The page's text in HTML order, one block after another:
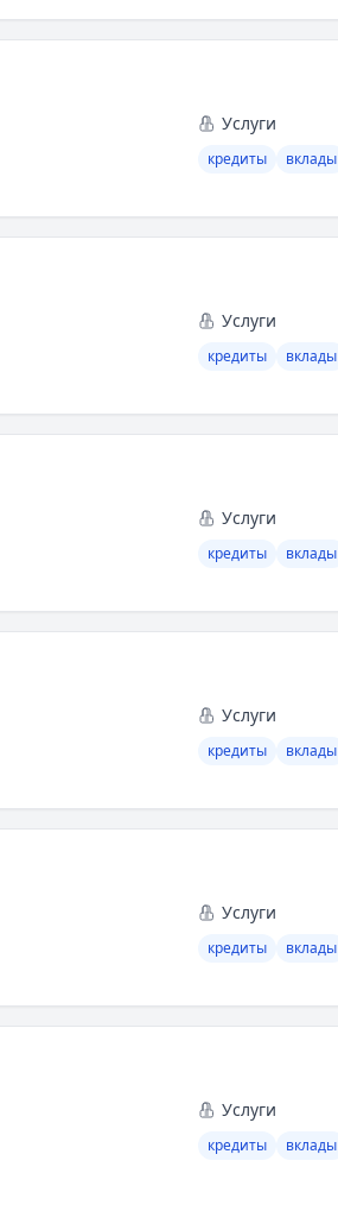
Услуги
кредиты вклады
Услуги
кредиты вклады
Услуги
кредиты вклады
Услуги
кредиты вклады
Услуги
кредиты вклады
Услуги
кредиты вклады